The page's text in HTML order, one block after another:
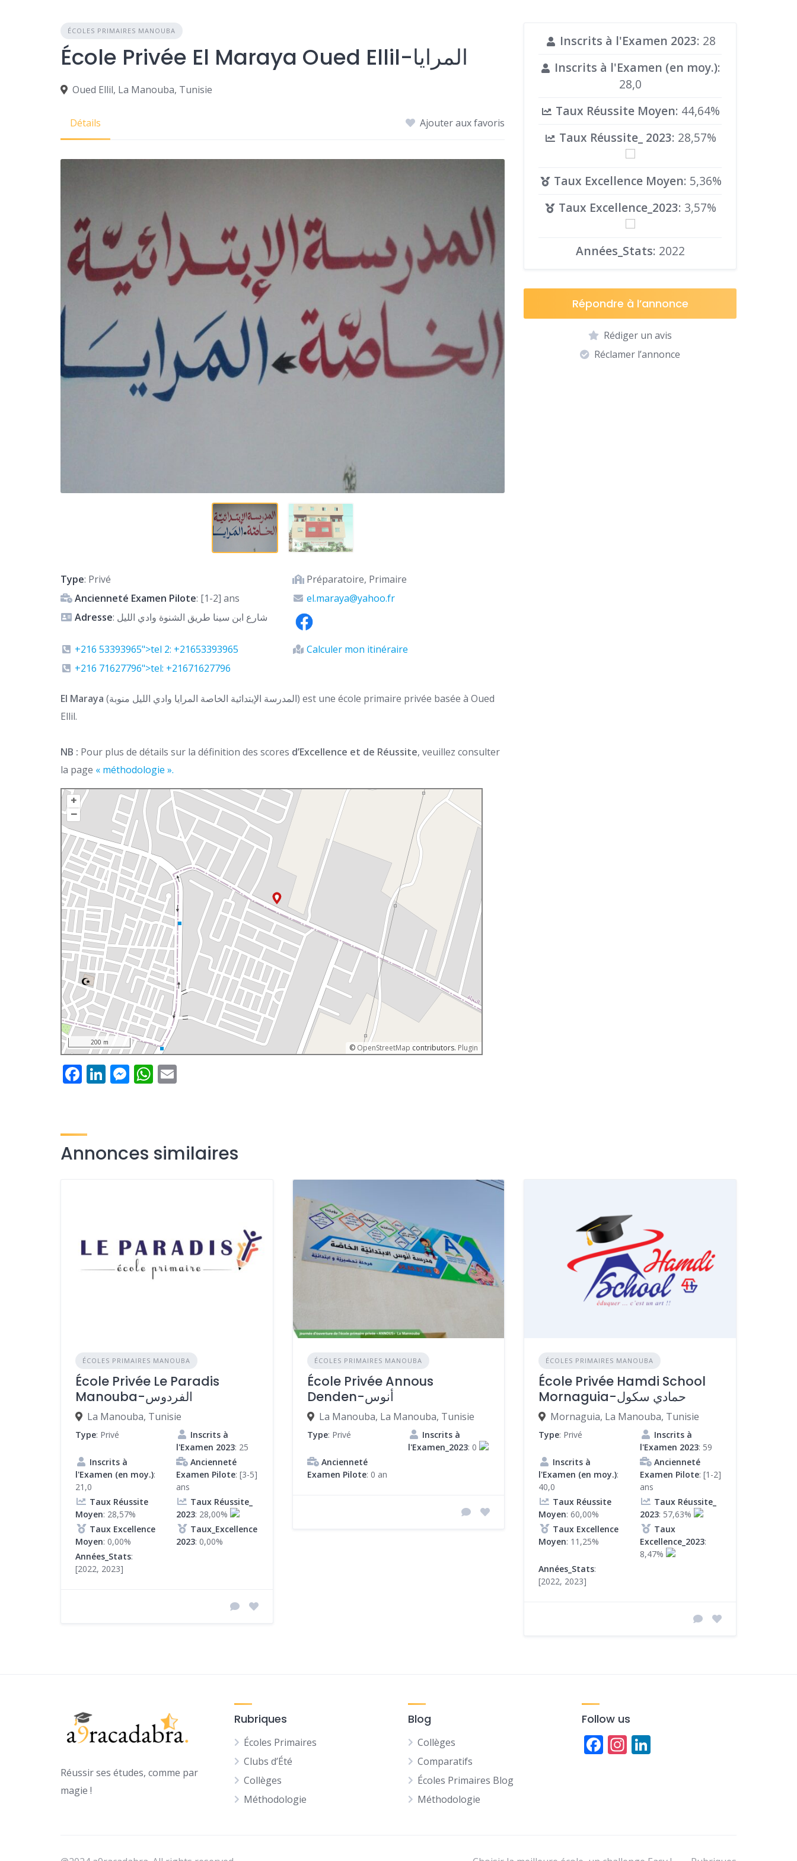
ÉCOLES PRIMAIRES MANOUBA
École Privée El Maraya Oued Ellil-المرايا
Oued Ellil, La Manouba, Tunisie
Détails Ajouter aux favoris
Type: Privé
Préparatoire, Primaire
Ancienneté Examen Pilote: [1-2] ans
el.maraya@yahoo.fr
Adresse : شارع ابن سينا طريق الشنوة وادي الليل
+216 53393965">tel 2: +21653393965
Calculer mon itinéraire
+216 71627796">tel: +21671627796
El Maraya (المدرسة الإبتدائية الخاصة المرايا وادي الليل منوبة) est une école primaire privée basée à Oued
Ellil.
NB : Pour plus de détails sur la définition des scores d’Excellence et de Réussite, veuillez consulter
la page « méthodologie ».
+
–
© OpenStreetMap contributors. Plugin
200 m
Facebook
LinkedIn
Messenger
WhatsApp
Inscrits à l'Examen 2023: 28
Inscrits à l'Examen (en moy.):
28,0
Taux Réussite Moyen: 44,64%
Taux Réussite_ 2023: 28,57%
Taux Excellence Moyen: 5,36%
Taux Excellence_2023: 3,57%
Années_Stats: 2022
Répondre à l’annonce
Rédiger un avis
Réclamer l’annonce
Annonces similaires
ÉCOLES PRIMAIRES MANOUBA
École Privée Le Paradis
Manouba-الفردوس
La Manouba, Tunisie
Type: Privé
Inscrits à
l'Examen 2023: 25
Inscrits à
l'Examen (en moy.):
21,0
Ancienneté
Examen Pilote: [3-5]
ans
Taux Réussite
Moyen: 28,57%
Taux Réussite_
2023: 28,00%
Taux Excellence
Moyen: 0,00%
Taux_Excellence
2023: 0,00%
Années_Stats:
[2022, 2023]
ÉCOLES PRIMAIRES MANOUBA
École Privée Annous
Denden-أنوس
La Manouba, La Manouba, Tunisie
Type: Privé
Inscrits à
l'Examen_2023: 0
Ancienneté
Examen Pilote: 0 an
ÉCOLES PRIMAIRES MANOUBA
École Privée Hamdi School
Mornaguia-حمادي سكول
Mornaguia, La Manouba, Tunisie
Type: Privé
Inscrits à
l'Examen 2023: 59
Inscrits à
l'Examen (en moy.):
40,0
Ancienneté
Examen Pilote: [1-2]
ans
Taux Réussite
Moyen: 60,00%
Taux Réussite_
2023: 57,63%
Taux Excellence
Moyen: 11,25%
Taux
Excellence_2023:
8,47%
Années_Stats:
[2022, 2023]
Réussir ses études, comme par
magie !
Rubriques
Écoles Primaires
Clubs d’Été
Collèges
Méthodologie
Blog
Collèges
Comparatifs
Écoles Primaires Blog
Méthodologie
Follow us
Facebook
Instagram